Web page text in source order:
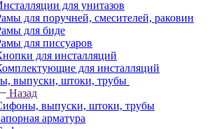
для унитазов
для поручней, смесителей, раковин
для биде
для писсуаров
для инсталляций
для инсталляций
выпуски, штоки, трубы
Назад
выпуски, штоки, трубы
арматура